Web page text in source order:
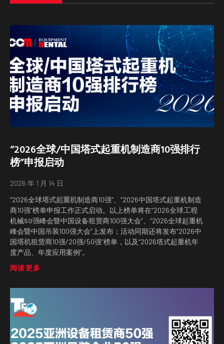
“2026全球/中国塔式起重机制造商10强排行
榜”申报启动
2026 年 1 月 14 日
“2026全球塔式起重机制造商10强”、“2026中国塔式起重机制造
商10强”榜单申报工作正式启动。以上榜单将在“2026全球工程
机械50强峰会暨中国设备租赁商100强大会”、“2026全球起重机
峰会暨中国吊装100强大会”上发布；活动同期还将发布“2026中
国塔机租赁商10强/20强/50强”榜单，以及“2026塔式起重机年
度产品、年度应用案例”。
阅读更多